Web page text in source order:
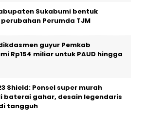
Sukabumi bentuk
perubahan Perumda TJM
guyur Pemkab
Rp154 miliar untuk PAUD hingga
Shield: Ponsel super murah
baterai gahar, desain legendaris
tangguh